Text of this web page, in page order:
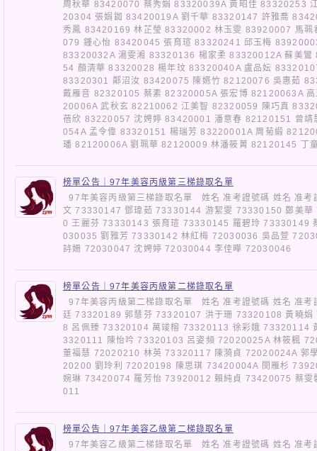
周秋華 83420070 蔡秀娟 83320039A 黃昭佳 83320253
20304 張娟銣 83420019A 劉千華 83320147 許雅喬
秀鳳 83420169 林芷瑩 83320002 林玉雯 83920007 馬
079 鍾心怡 83420045 張育瑄 83320241 邱玉梅
83320032A 湯雯湘 83320136 楊家柔 83320012A 蘇美
54 顏清華 83320028 楊年玟 83320040A 盧品妘
83320301 鄰沼汝 83420075 陳嬿竹 82120076 吳惠茹
戴雁音 82320105 蔡素 82320005A 張宏博 82120063A
20006A 武秋玄 82210062 江美智 82320059 陳巧真
蓓欣 83220057 沈娉婷 83420001 潘意春 82120151 曾
054A 孟令偉 83320151 楊瑞芳 83220001A 周菊緞
璠 82120006A 劉珮華 82120009 林潘筱菁
榜單公告｜97年美容丙級第三梯錄取名單
97年美容丙級第三梯錄取名單 姓名 准考證號碼 姓名 准
文 73330147 鄧瑋茹 73330144 游絜雯 73330150 鄭美
0 王麗芬 73330143 張育瑄 73330145 羅碧玲 73330149
030035 劉雅芳 73330142 林紅梅 72030036 吳品萱
詩姍 72030047 沈娉婷 72030044 李佳曄 72030046
榜單公告｜97年美容丙級第二梯錄取名單
97年美容丙級第二梯錄取名單 姓名 准考證號碼 姓名 准
廷 73320189 郭慧芬 73320107 洪于珊 73320108 黃曉
8 呂佩臻 73320104 萬竣榕 73320113 徐彩娥 73320114
3320111 陳怡吟 73320103 呂姿頻 72020025A 林筱楓
董福慧 72020210 林英 73320117 陳漪貞 72020024A 郭
20200 劉玲利 72020198 陳思琪 73420004A 閔雁杉
婉琳 73420074 羅芳怡 73920012 賴純貞 73420075 蔡
011
榜單公告｜97年美容乙級第二梯錄取名單
97年美容乙級第二梯錄取名單 姓名 准考證號碼 姓名 准